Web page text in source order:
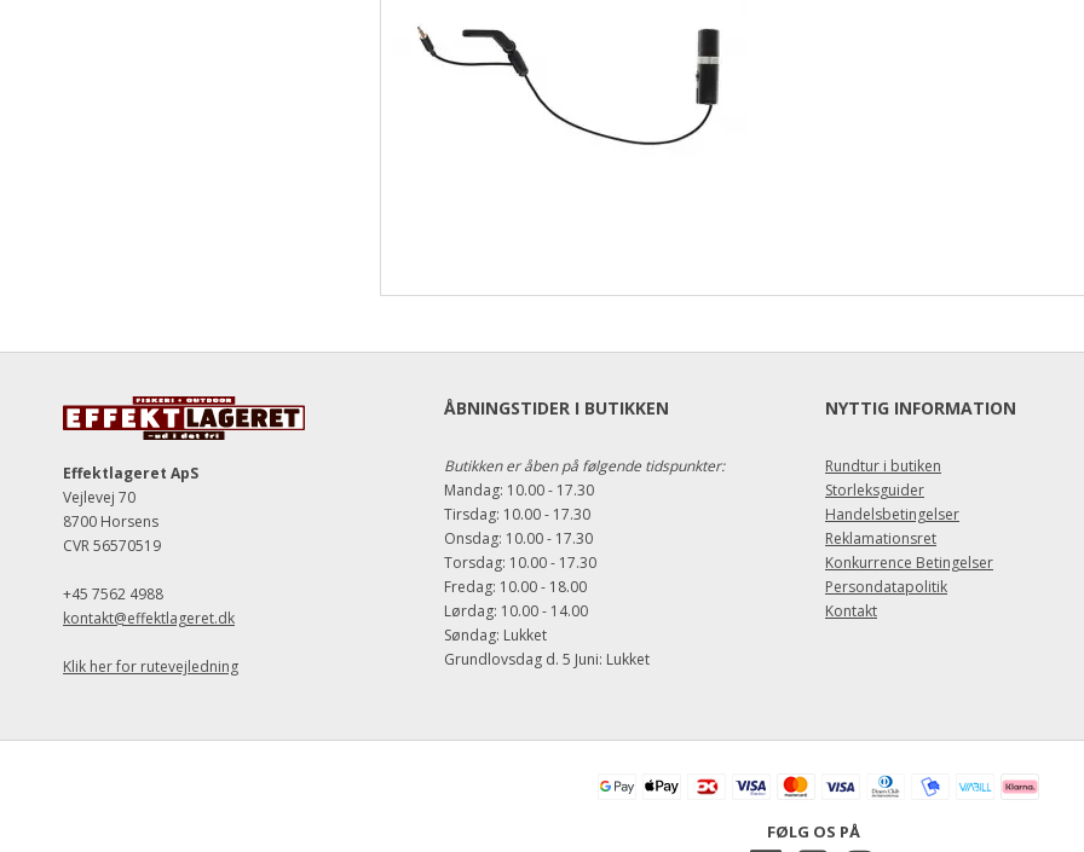
Effektlageret ApS
Vejlevej 70
8700 Horsens
CVR 56570519
+45 7562 4988
kontakt@effektlageret.dk
Klik her for rutevejledning
ÅBNINGSTIDER I BUTIKKEN
Butikken er åben på følgende tidspunkter:
Mandag: 10.00 - 17.30
Tirsdag: 10.00 - 17.30
Onsdag: 10.00 - 17.30
Torsdag: 10.00 - 17.30
Fredag: 10.00 - 18.00
Lørdag: 10.00 - 14.00
Søndag: Lukket
Grundlovsdag d. 5 Juni: Lukket
NYTTIG INFORMATION
Rundtur i butiken
Storleksguider
Handelsbetingelser
Reklamationsret
Konkurrence Betingelser
Persondatapolitik
Kontakt
FØLG OS PÅ